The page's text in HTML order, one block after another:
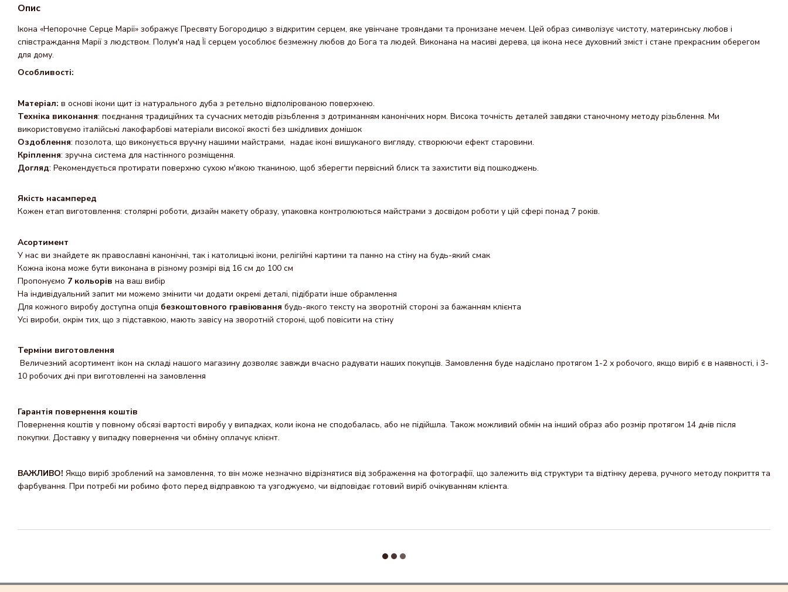
Опис
Ікона «Непорочне Серце Марії» зображує Пресвяту Богородицю з відкритим серцем, яке увінчане трояндами та пронизане мечем. Цей образ символізує чистоту, материнську любов і
співстраждання Марії з людством. Полум'я над Її серцем уособлює безмежну любов до Бога та людей. Виконана на масиві дерева, ця ікона несе духовний зміст і стане прекрасним оберегом
для дому.
Особливості:
Матеріал: в основі ікони щит із натурального дуба з ретельно відполірованою поверхнею.
Техніка виконання: поєднання традиційних та сучасних методів різьблення з дотриманням канонічних норм. Висока точність деталей завдяки станочному методу різьблення. Ми
використовуємо італійські лакофарбові матеріали високої якості без шкідливих домішок
Оздоблення: позолота, що виконується вручну нашими майстрами, надає іконі вишуканого вигляду, створюючи ефект старовини.
Кріплення: зручна система для настінного розміщення.
Догляд: Рекомендується протирати поверхню сухою м'якою тканиною, щоб зберегти первісний блиск та захистити від пошкоджень.
Якість насамперед
Кожен етап виготовлення: столярні роботи, дизайн макету образу, упаковка контролюються майстрами з досвідом роботи у цій сфері понад 7 років.
Асортимент
У нас ви знайдете як православні канонічні, так і католицькі ікони, релігійні картини та панно на стіну на будь-який смак
Кожна ікона може бути виконана в різному розмірі від 16 см до 100 см
Пропонуємо 7 кольорів на ваш вибір
На індивідуальний запит ми можемо змінити чи додати окремі деталі, підібрати інше обрамлення
Для кожного виробу доступна опція безкоштовного гравіювання будь-якого тексту на зворотній стороні за бажанням клієнта
Усі вироби, окрім тих, що з підставкою, мають завісу на зворотній стороні, щоб повісити на стіну
Терміни виготовлення
Величезний асортимент ікон на складі нашого магазину дозволяє завжди вчасно радувати наших покупців. Замовлення буде надіслано протягом 1-2 х робочого, якщо виріб є в наявності, і 3-
10 робочих дні при виготовленні на замовлення
Гарантія повернення коштів
Повернення коштів у повному обсязі вартості виробу у випадках, коли ікона не сподобалась, або не підійшла. Також можливий обмін на інший образ або розмір протягом 14 днів після
покупки. Доставку y випадку повернення чи обміну оплачує клієнт.
ВАЖЛИВО! Якщо виріб зроблений на замовлення, то він може незначно відрізнятися від зображення на фотографії, що залежить від структури та відтінку дерева, ручного методу покриття та
фарбування. При потребі ми робимо фото перед відправкою та узгоджуємо, чи відповідає готовий виріб очікуванням клієнта.